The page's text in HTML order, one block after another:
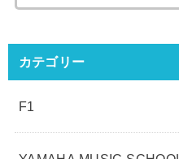
カテゴリー
F1